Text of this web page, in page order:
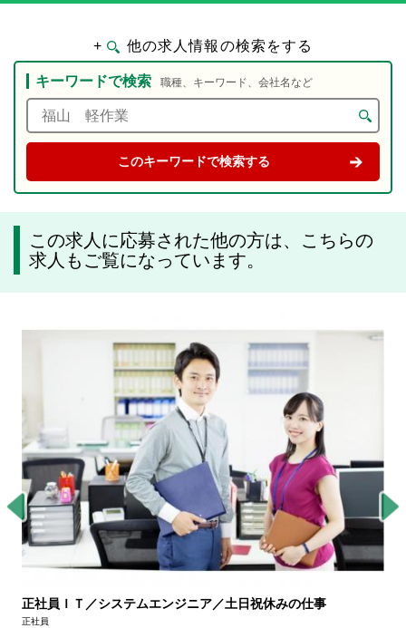
+ 他の求人情報の検索をする
キーワードで検索 職種、キーワード、会社名など
この求人に応募された他の方は、こちらの
求人もご覧になっています。
正社員ＩＴ／システムエンジニア／土日祝休みの仕事
正社員